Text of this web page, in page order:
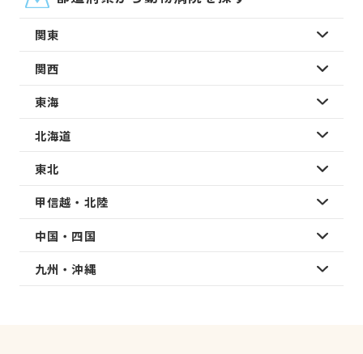
関東
関西
東海
北海道
東北
甲信越・北陸
中国・四国
九州・沖縄